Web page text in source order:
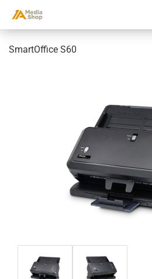
SmartOffice S60